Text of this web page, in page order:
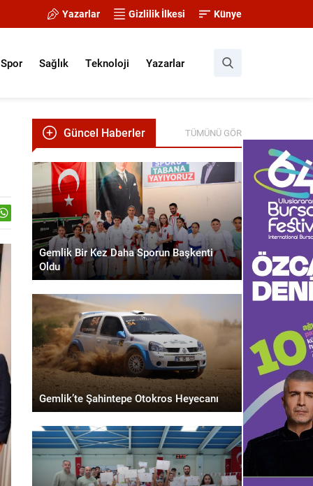
Yazarlar Gizlilik İlkesi Künye
Spor Sağlık Teknoloji Yazarlar
Güncel Haberler TÜMÜNÜ GÖR
Gemlik Bir Kez Daha Sporun Başkenti
Oldu
Gemlik’te Şahintepe Otokros Heyecanı